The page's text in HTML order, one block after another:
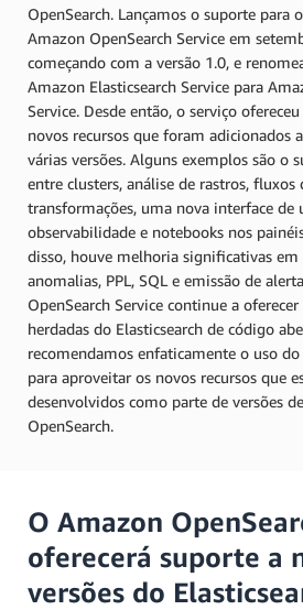
OpenSearch. Lançamos o suporte para
Amazon OpenSearch Service em
começando com a versão 1.0, e
Amazon Elasticsearch Service para
Service. Desde então, o serviço
novos recursos que foram adicionados
várias versões. Alguns exemplos são o
entre clusters, análise de rastros, fluxos
transformações, uma nova interface de
observabilidade e notebooks nos
disso, houve melhoria significativas em
anomalias, PPL, SQL e emissão de
OpenSearch Service continue a
herdadas do Elasticsearch de código
recomendamos enfaticamente o uso
para aproveitar os novos recursos que
desenvolvidos como parte de versões
OpenSearch.
O Amazon
oferecerá suporte a
versões do